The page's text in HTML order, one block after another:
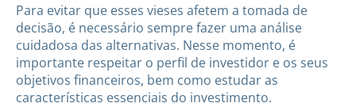
Para evitar que esses vieses afetem a tomada de
decisão, é necessário sempre fazer uma análise
cuidadosa das alternativas. Nesse momento, é
importante respeitar o perfil de investidor e os seus
objetivos financeiros, bem como estudar as
características essenciais do investimento.